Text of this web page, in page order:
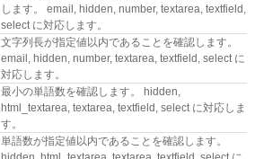
します。 email, hidden, number, textarea, textfield,
select に対応します。
文字列長が指定値以内であることを確認します。
email, hidden, number, textarea, textfield, select に
対応します。
最小の単語数を確認します。 hidden,
html_textarea, textarea, textfield, select に対応しま
す。
単語数が指定値以内であることを確認します。